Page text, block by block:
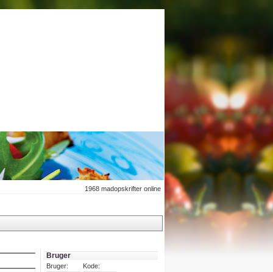
1968 madopskrifter online
Bruger
Bruger: Kode: